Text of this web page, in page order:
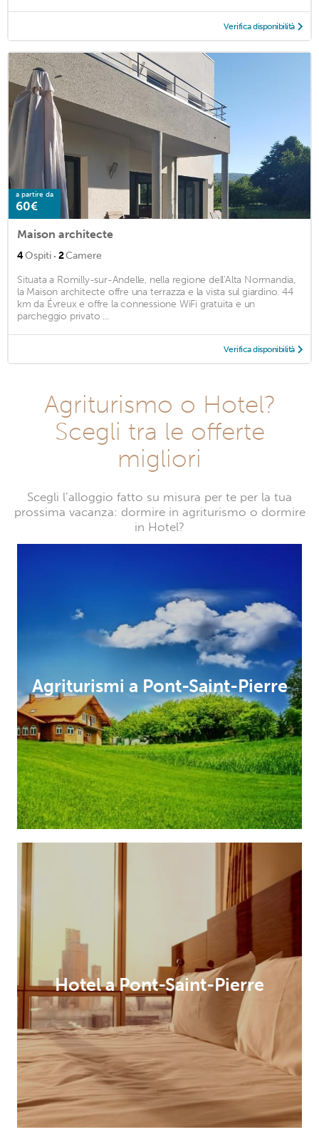
Verifica disponibilità
a partire da
60€
Maison architecte
4Ospiti · 2Camere
Situata a Romilly-sur-Andelle, nella regione dell'Alta Normandia,
la Maison architecte offre una terrazza e la vista sul giardino. 44
km da Évreux e offre la connessione WiFi gratuita e un
parcheggio privato ...
Verifica disponibilità
Agriturismo o Hotel?
Scegli tra le offerte
migliori
Scegli l’alloggio fatto su misura per te per la tua
prossima vacanza: dormire in agriturismo o dormire
in Hotel?
Agriturismi a Pont-Saint-Pierre
Hotel a Pont-Saint-Pierre